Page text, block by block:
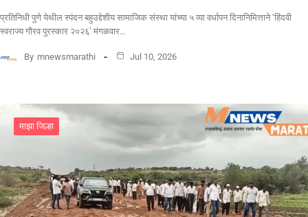
प्रतिनिधी पुणे येथील स्पंदन बहुउद्देशीय सामाजिक संस्था यांच्या ५ व्या वर्धापन दिनानिमित्ताने ‘हिंदवी
स्वराज्य गौरव पुरस्कार २०२६’ मंगळवार…
By mnewsmarathi Jul 10, 2026
माझा जिल्हा